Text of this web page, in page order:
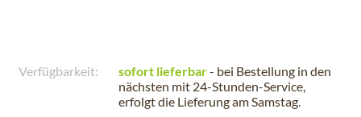
Verfügbarkeit: sofort lieferbar- bei Bestellung in den
nächsten mit 24-Stunden-Service,
erfolgt die Lieferung amSamstag.